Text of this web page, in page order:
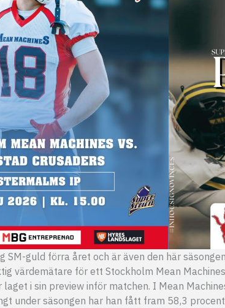
SM-guld förra året och är även den här
värdemätare för ett Stockholm Mean
laget i sin preview inför matchen. I Mean
under säsongen har han fått fram 58,3